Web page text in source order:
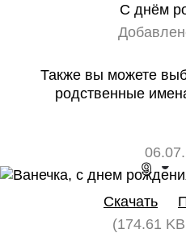
С днём
Также вы можете
родственные
9
Скачать
(174.61